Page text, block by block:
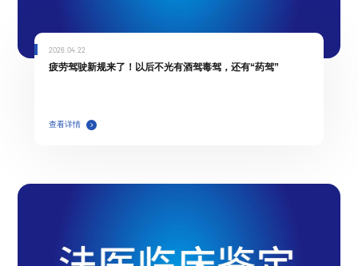
2026.04.22
疲劳驾驶新规来了！以后不光有酒驾毒驾，还有“药驾”
查看详情